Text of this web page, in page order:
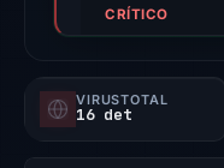
CRÍTICO
VIRUSTOTAL
16 det